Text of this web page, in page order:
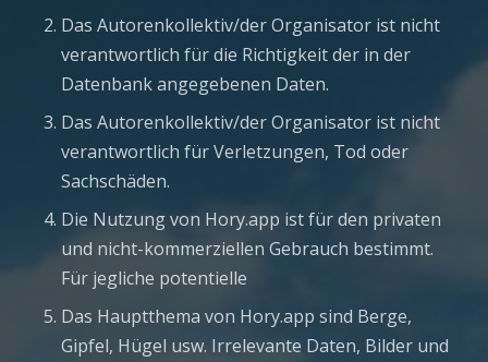
Das Autorenkollektiv/der Organisator ist nicht
verantwortlich für die Richtigkeit der in der
Datenbank angegebenen Daten.
Das Autorenkollektiv/der Organisator ist nicht
verantwortlich für Verletzungen, Tod oder
Sachschäden.
Die Nutzung von Hory.app ist für den privaten
und nicht-kommerziellen Gebrauch bestimmt.
Für jegliche potentielle
Das Hauptthema von Hory.app sind Berge,
Gipfel, Hügel usw. Irrelevante Daten, Bilder und